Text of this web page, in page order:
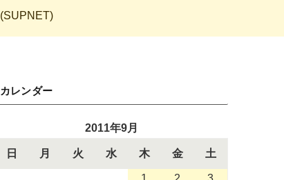
カレンダー
2011年9月
日 月 火 水 木 金 土